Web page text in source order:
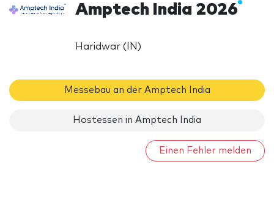
Amptech India 2026
Haridwar (IN)
Messebau an der Amptech India
Hostessen in Amptech India
Einen Fehler melden